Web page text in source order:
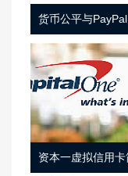
货币公平与PayPal